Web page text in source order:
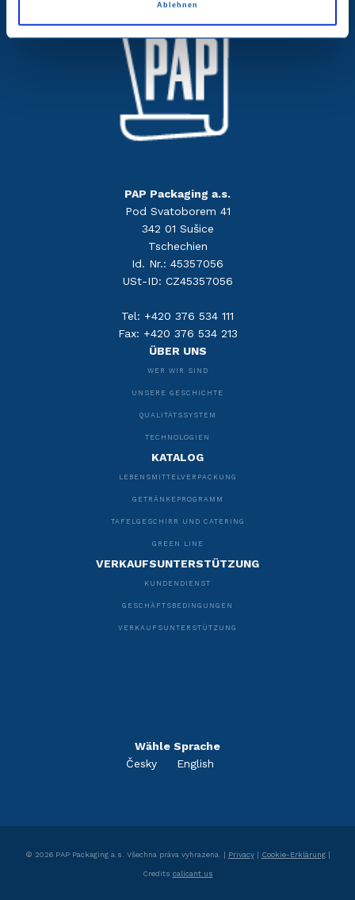
Ablehnen
PAP Packaging a.s.
Pod Svatoborem 41
342 01 Sušice
Tschechien
Id. Nr.: 45357056
USt-ID: CZ45357056
Tel: +420 376 534 111
Fax: +420 376 534 213
ÜBER UNS
WER WIR SIND
UNSERE GESCHICHTE
QUALITÄTSSYSTEM
TECHNOLOGIEN
KATALOG
LEBENSMITTELVERPACKUNG
GETRÄNKEPROGRAMM
TAFELGESCHIRR UND CATERING
GREEN LINE
VERKAUFSUNTERSTÜTZUNG
KUNDENDIENST
GESCHÄFTSBEDINGUNGEN
VERKAUFSUNTERSTÜTZUNG
Wähle Sprache
Česky
English
© 2026 PAP Packaging a.s. Všechna práva vyhrazena. | Privacy| Cookie-Erklärung|
Credits calicant.us